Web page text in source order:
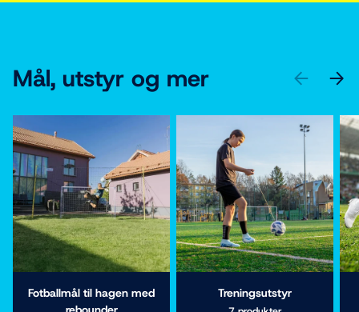
Mål, utstyr og mer PREVIOUS
NEXT
Fotballmål til hagen med
Treningsutstyr